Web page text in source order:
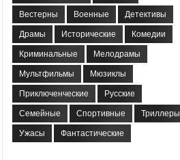
Вестерны Военные Детективы
Драмы Исторические Комедии
Криминальные Мелодрамы
Мультфильмы Мюзиклы
Приключенческие Русские
Семейные Спортивные Триллеры
Ужасы Фантастические